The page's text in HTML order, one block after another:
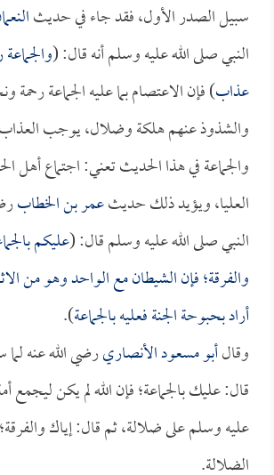
سبيل الصدر الأول، فقد جاء في حديث
النبي صلى الله عليه وسلم أنه قال: (
عذاب) فإن الاعتصام بما عليه الجماعة رحمة
والشذوذ عنهم هلكة وضلال، يوجب
والجماعة في هذا الحديث تعني: اجتماع أهل
العليا، ويؤيد ذلك حديثعمر بن الخطاب
النبي صلى الله عليه وسلم قال: (عليكم
والفرقة؛ فإن الشيطان مع الواحد وهو من
أراد بحبوحة الجنة فعليه بالجماعة).
وقالأبو مسعود الأنصاريرضي الله عنه
قال: عليك بالجماعة؛ فإن الله لم يكن ليجمع
عليه وسلم على ضلالة، ثم قال: إياك
الضلالة.